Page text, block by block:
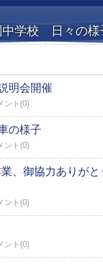
中学校 日々の様
明会開催
ント(0)
の様子
ント(0)
、御協力ありが
ント(0)
ント(0)